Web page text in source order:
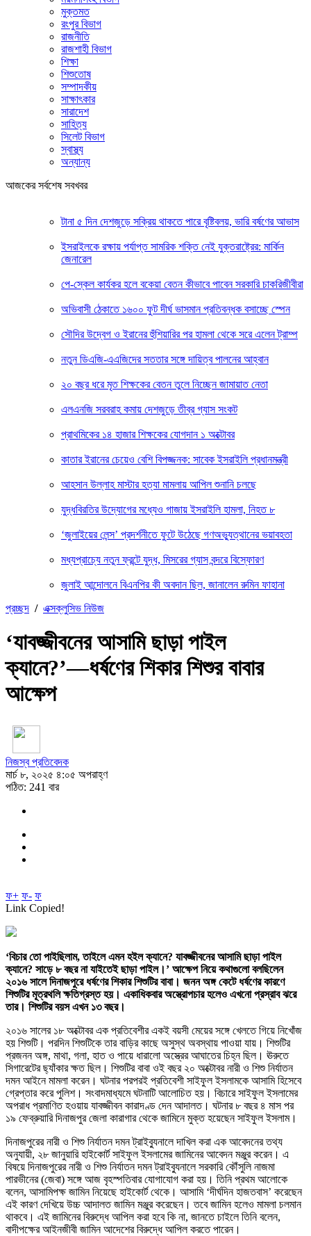
মুক্তমত
রংপুর বিভাগ
রাজনীতি
রাজশাহী বিভাগ
শিক্ষা
শিশুতোষ
সম্পাদকীয়
সাক্ষাৎকার
সারাদেশ
সাহিত্য
সিলেট বিভাগ
স্বাস্থ্য
অন্যান্য
আজকের সর্বশেষ সবখবর
টানা ৫ দিন দেশজুড়ে সক্রিয় থাকতে পারে বৃষ্টিবলয়, ভারি বর্ষণের আভাস
ইসরাইলকে রক্ষায় পর্যাপ্ত সামরিক শক্তি নেই যুক্তরাষ্ট্রের: মার্কিন
জেনারেল
পে-স্কেল কার্যকর হলে বকেয়া বেতন কীভাবে পাবেন সরকারি চাকরিজীবীরা
অভিবাসী ঠেকাতে ১৬০০ ফুট দীর্ঘ ভাসমান প্রতিবন্ধক বসাচ্ছে স্পেন
সৌদির উদ্বেগ ও ইরানের হুঁশিয়ারির পর হামলা থেকে সরে এলেন ট্রাম্প
নতুন ডিএজি-এএজিদের সততার সঙ্গে দায়িত্ব পালনের আহ্বান
২০ বছর ধরে মৃত শিক্ষকের বেতন তুলে নিচ্ছেন জামায়াত নেতা
এলএনজি সরবরাহ কমায় দেশজুড়ে তীব্র গ্যাস সংকট
প্রাথমিকের ১৪ হাজার শিক্ষকের যোগদান ১ অক্টোবর
কাতার ইরানের চেয়েও বেশি বিপজ্জনক: সাবেক ইসরাইলি প্রধানমন্ত্রী
আহসান উল্লাহ মাস্টার হত্যা মামলায় আপিল শুনানি চলছে
যুদ্ধবিরতির উদ্যোগের মধ্যেও গাজায় ইসরাইলি হামলা, নিহত ৮
‘জুলাইয়ের লেন্স’ প্রদর্শনীতে ফুটে উঠেছে গণঅভ্যুত্থানের ভয়াবহতা
মধ্যপ্রাচ্যে নতুন ফ্রন্টে যুদ্ধ, মিসরের গ্যাস বন্দরে বিস্ফোরণ
জুলাই আন্দোলনে বিএনপির কী অবদান ছিল, জানালেন রুমিন ফাহানা
প্রচ্ছদ / এক্সক্লুসিভ নিউজ
‘যাবজ্জীবনের আসামি ছাড়া পাইল
ক্যানে?’—ধর্ষণের শিকার শিশুর বাবার
আক্ষেপ
নিজস্ব প্রতিবেদক
মার্চ ৮, ২০২৫ ৪:০৫ অপরাহ্ণ
পঠিত: 241 বার
ফ+ ফ- ফ
Link Copied!
‘বিচার তো পাইছিলাম, তাইলে এমন হইল ক্যানে? যাবজ্জীবনের আসামি ছাড়া পাইল
ক্যানে? সাড়ে ৮ বছর না যাইতেই ছাড়া পাইল।’ আক্ষেপ নিয়ে কথাগুলো বলছিলেন
২০১৬ সালে দিনাজপুরে ধর্ষণের শিকার শিশুটির বাবা। জনন অঙ্গ কেটে ধর্ষণের কারণে
শিশুটির মূত্রথলি ক্ষতিগ্রস্ত হয়। একাধিকবার অস্ত্রোপচার হলেও এখনো প্রস্রাব ঝরে
তার। শিশুটির বয়স এখন ১৩ বছর।
২০১৬ সালের ১৮ অক্টোবর এক প্রতিবেশীর একই বয়সী মেয়ের সঙ্গে খেলতে গিয়ে নিখোঁজ
হয় শিশুটি। পরদিন শিশুটিকে তার বাড়ির কাছে অসুস্থ অবস্থায় পাওয়া যায়। শিশুটির
প্রজনন অঙ্গ, মাথা, গলা, হাত ও পায়ে ধারালো অস্ত্রের আঘাতের চিহ্ন ছিল। ঊরুতে
সিগারেটের ছ্যাঁকার ক্ষত ছিল। শিশুটির বাবা ওই বছর ২০ অক্টোবর নারী ও শিশু নির্যাতন
দমন আইনে মামলা করেন। ঘটনার পরপরই প্রতিবেশী সাইফুল ইসলামকে আসামি হিসেবে
গ্রেপ্তার করে পুলিশ। সংবাদমাধ্যমে ঘটনাটি আলোচিত হয়। বিচারে সাইফুল ইসলামের
অপরাধ প্রমাণিত হওয়ায় যাবজ্জীবন কারাদণ্ড দেন আদালত। ঘটনার ৮ বছর ৪ মাস পর
১৯ ফেব্রুয়ারি দিনাজপুর জেলা কারাগার থেকে জামিনে মুক্ত হয়েছেন সাইফুল ইসলাম।
দিনাজপুরের নারী ও শিশু নির্যাতন দমন ট্রাইব্যুনালে দাখিল করা এক আবেদনের তথ্য
অনুযায়ী, ২৮ জানুয়ারি হাইকোর্ট সাইফুল ইসলামের জামিনের আবেদন মঞ্জুর করেন। এ
বিষয়ে দিনাজপুরের নারী ও শিশু নির্যাতন দমন ট্রাইব্যুনালে সরকারি কৌঁসুলি নাজমা
পারভীনের (জেবা) সঙ্গে আজ বৃহস্পতিবার যোগাযোগ করা হয়। তিনি প্রথম আলোকে
বলেন, আসামিপক্ষ জামিন নিয়েছে হাইকোর্ট থেকে। আসামি ‘দীর্ঘদিন হাজতবাস’ করেছেন
এই কারণ দেখিয়ে উচ্চ আদালত জামিন মঞ্জুর করেছেন। তবে জামিন হলেও মামলা চলমান
থাকবে। এই জামিনের বিরুদ্ধে আপিল করা হবে কি না, জানতে চাইলে তিনি বলেন,
বাদীপক্ষের আইনজীবী জামিন আদেশের বিরুদ্ধে আপিল করতে পারেন।